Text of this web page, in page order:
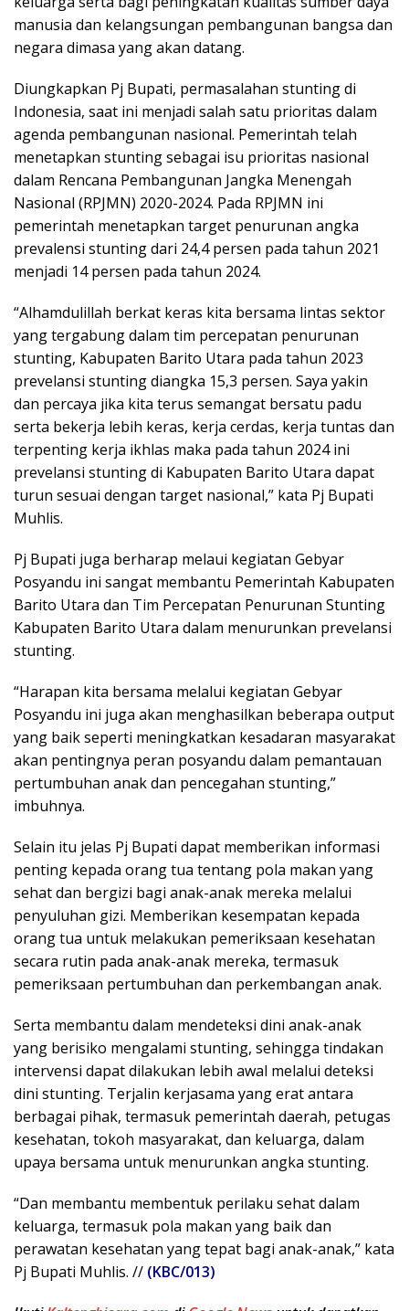
manusia dan kelangsungan pembangunan bangsa dan
negara dimasa yang akan datang.
Diungkapkan Pj Bupati, permasalahan stunting di
Indonesia, saat ini menjadi salah satu prioritas dalam
agenda pembangunan nasional. Pemerintah telah
menetapkan stunting sebagai isu prioritas nasional
dalam Rencana Pembangunan Jangka Menengah
Nasional (RPJMN) 2020-2024. Pada RPJMN ini
pemerintah menetapkan target penurunan angka
prevalensi stunting dari 24,4 persen pada tahun 2021
menjadi 14 persen pada tahun 2024.
“Alhamdulillah berkat keras kita bersama lintas sektor
yang tergabung dalam tim percepatan penurunan
stunting, Kabupaten Barito Utara pada tahun 2023
prevelansi stunting diangka 15,3 persen. Saya yakin
dan percaya jika kita terus semangat bersatu padu
serta bekerja lebih keras, kerja cerdas, kerja tuntas dan
terpenting kerja ikhlas maka pada tahun 2024 ini
prevelansi stunting di Kabupaten Barito Utara dapat
turun sesuai dengan target nasional,” kata Pj Bupati
Muhlis.
Pj Bupati juga berharap melaui kegiatan Gebyar
Posyandu ini sangat membantu Pemerintah Kabupaten
Barito Utara dan Tim Percepatan Penurunan Stunting
Kabupaten Barito Utara dalam menurunkan prevelansi
stunting.
“Harapan kita bersama melalui kegiatan Gebyar
Posyandu ini juga akan menghasilkan beberapa output
yang baik seperti meningkatkan kesadaran masyarakat
akan pentingnya peran posyandu dalam pemantauan
pertumbuhan anak dan pencegahan stunting,”
imbuhnya.
Selain itu jelas Pj Bupati dapat memberikan informasi
penting kepada orang tua tentang pola makan yang
sehat dan bergizi bagi anak-anak mereka melalui
penyuluhan gizi. Memberikan kesempatan kepada
orang tua untuk melakukan pemeriksaan kesehatan
secara rutin pada anak-anak mereka, termasuk
pemeriksaan pertumbuhan dan perkembangan anak.
Serta membantu dalam mendeteksi dini anak-anak
yang berisiko mengalami stunting, sehingga tindakan
intervensi dapat dilakukan lebih awal melalui deteksi
dini stunting. Terjalin kerjasama yang erat antara
berbagai pihak, termasuk pemerintah daerah, petugas
kesehatan, tokoh masyarakat, dan keluarga, dalam
upaya bersama untuk menurunkan angka stunting.
“Dan membantu membentuk perilaku sehat dalam
keluarga, termasuk pola makan yang baik dan
perawatan kesehatan yang tepat bagi anak-anak,” kata
Pj Bupati Muhlis. // (KBC/013)